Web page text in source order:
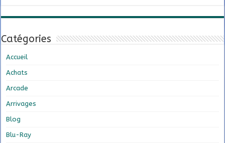
Catégories
Accueil
Achats
Arcade
Arrivages
Blog
Blu-Ray